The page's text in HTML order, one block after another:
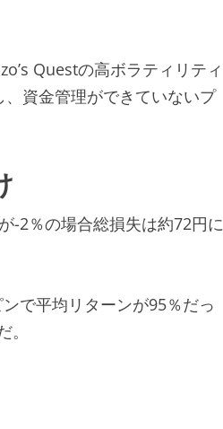
Questの高ボラティリティ
資金管理ができていないプ
-2％の場合総損失は約72円に
で平均リターンが95％だっ